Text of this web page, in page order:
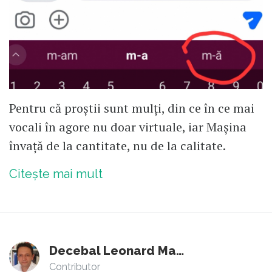
Pentru că proștii sunt mulți, din ce în ce mai
vocali în agore nu doar virtuale, iar Mașina
învață de la cantitate, nu de la calitate.
Citește mai mult
Decebal Leonard Marin
Contributor